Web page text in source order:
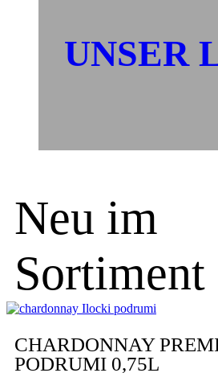
UNSER
Neu im
Sortiment
CHARDONNAY
PODRUMI 0,75L